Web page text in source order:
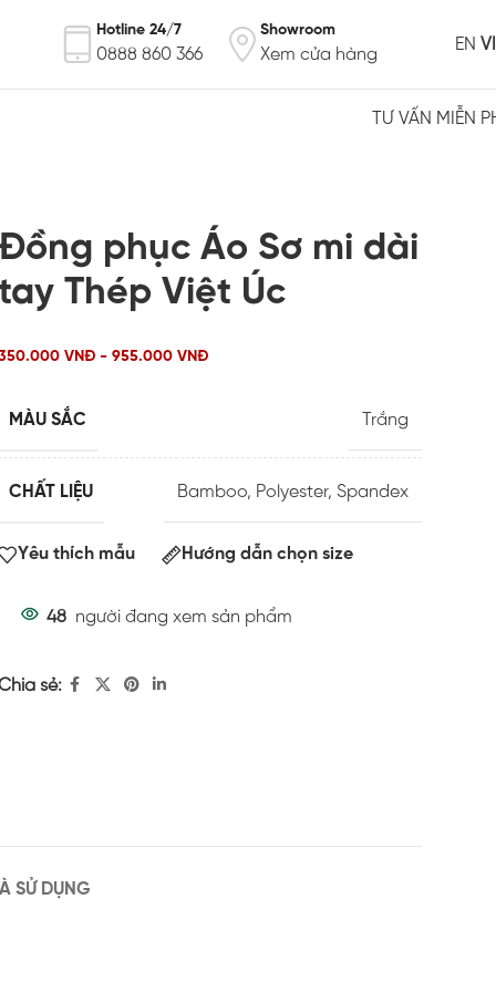
Hotline 24/7
0888 860 366
Showroom
Xem cửa hàng
EN VI
TƯ VẤN MIỄN
phục Áo Sơ mi dài
Thép Việt Úc
VNĐ - 955.000 VNĐ
MÀU SẮC Trắng
CHẤT LIỆU Bamboo, Polyester, Spandex
Yêu thích mẫu Hướng dẫn chọn size
48 người đang xem sản phẩm
sẻ:
SỬ DỤNG